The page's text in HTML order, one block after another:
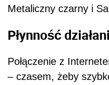
Metaliczny czarny i
Płynność
Połączenie z
– czasem, żeby